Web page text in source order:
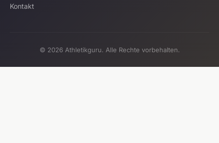
Kontakt
© 2026 Athletikguru. Alle Rechte vorbehalten.